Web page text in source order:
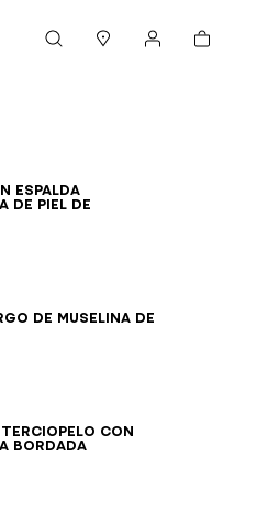
Cesta
espalda
de piel de
34363840
de muselina de
3436 384042
terciopelo con
bordada
3436384042